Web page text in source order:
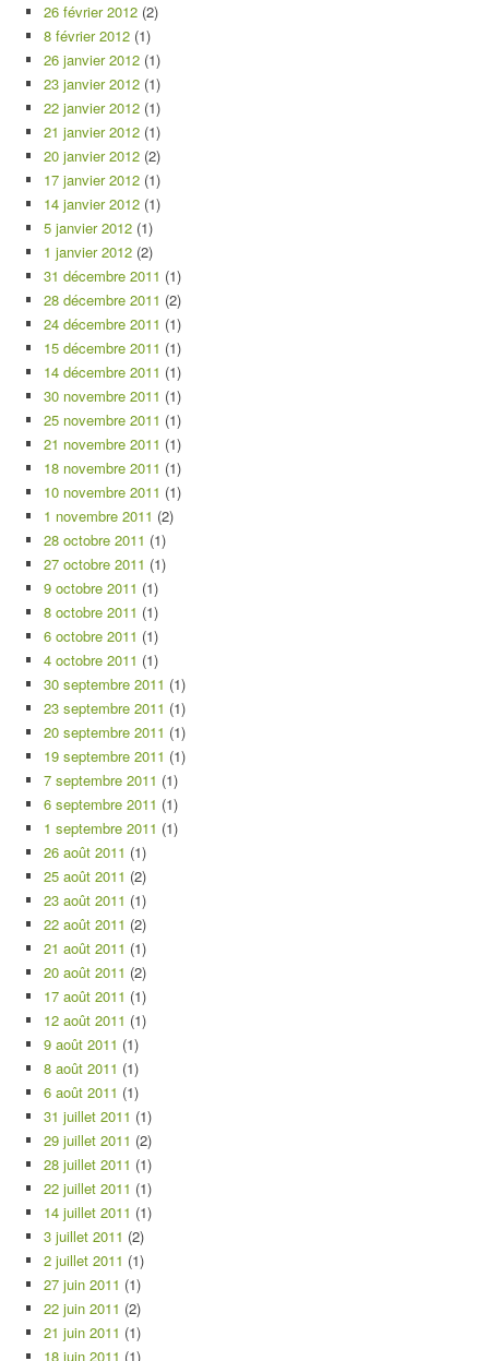
26 février 2012 (2)
8 février 2012 (1)
26 janvier 2012 (1)
23 janvier 2012 (1)
22 janvier 2012 (1)
21 janvier 2012 (1)
20 janvier 2012 (2)
17 janvier 2012 (1)
14 janvier 2012 (1)
5 janvier 2012 (1)
1 janvier 2012 (2)
31 décembre 2011 (1)
28 décembre 2011 (2)
24 décembre 2011 (1)
15 décembre 2011 (1)
14 décembre 2011 (1)
30 novembre 2011 (1)
25 novembre 2011 (1)
21 novembre 2011 (1)
18 novembre 2011 (1)
10 novembre 2011 (1)
1 novembre 2011 (2)
28 octobre 2011 (1)
27 octobre 2011 (1)
9 octobre 2011 (1)
8 octobre 2011 (1)
6 octobre 2011 (1)
4 octobre 2011 (1)
30 septembre 2011 (1)
23 septembre 2011 (1)
20 septembre 2011 (1)
19 septembre 2011 (1)
7 septembre 2011 (1)
6 septembre 2011 (1)
1 septembre 2011 (1)
26 août 2011 (1)
25 août 2011 (2)
23 août 2011 (1)
22 août 2011 (2)
21 août 2011 (1)
20 août 2011 (2)
17 août 2011 (1)
12 août 2011 (1)
9 août 2011 (1)
8 août 2011 (1)
6 août 2011 (1)
31 juillet 2011 (1)
29 juillet 2011 (2)
28 juillet 2011 (1)
22 juillet 2011 (1)
14 juillet 2011 (1)
3 juillet 2011 (2)
2 juillet 2011 (1)
27 juin 2011 (1)
22 juin 2011 (2)
21 juin 2011 (1)
18 juin 2011 (1)